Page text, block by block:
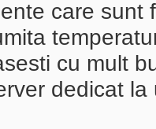
care
cu mult
dedicat